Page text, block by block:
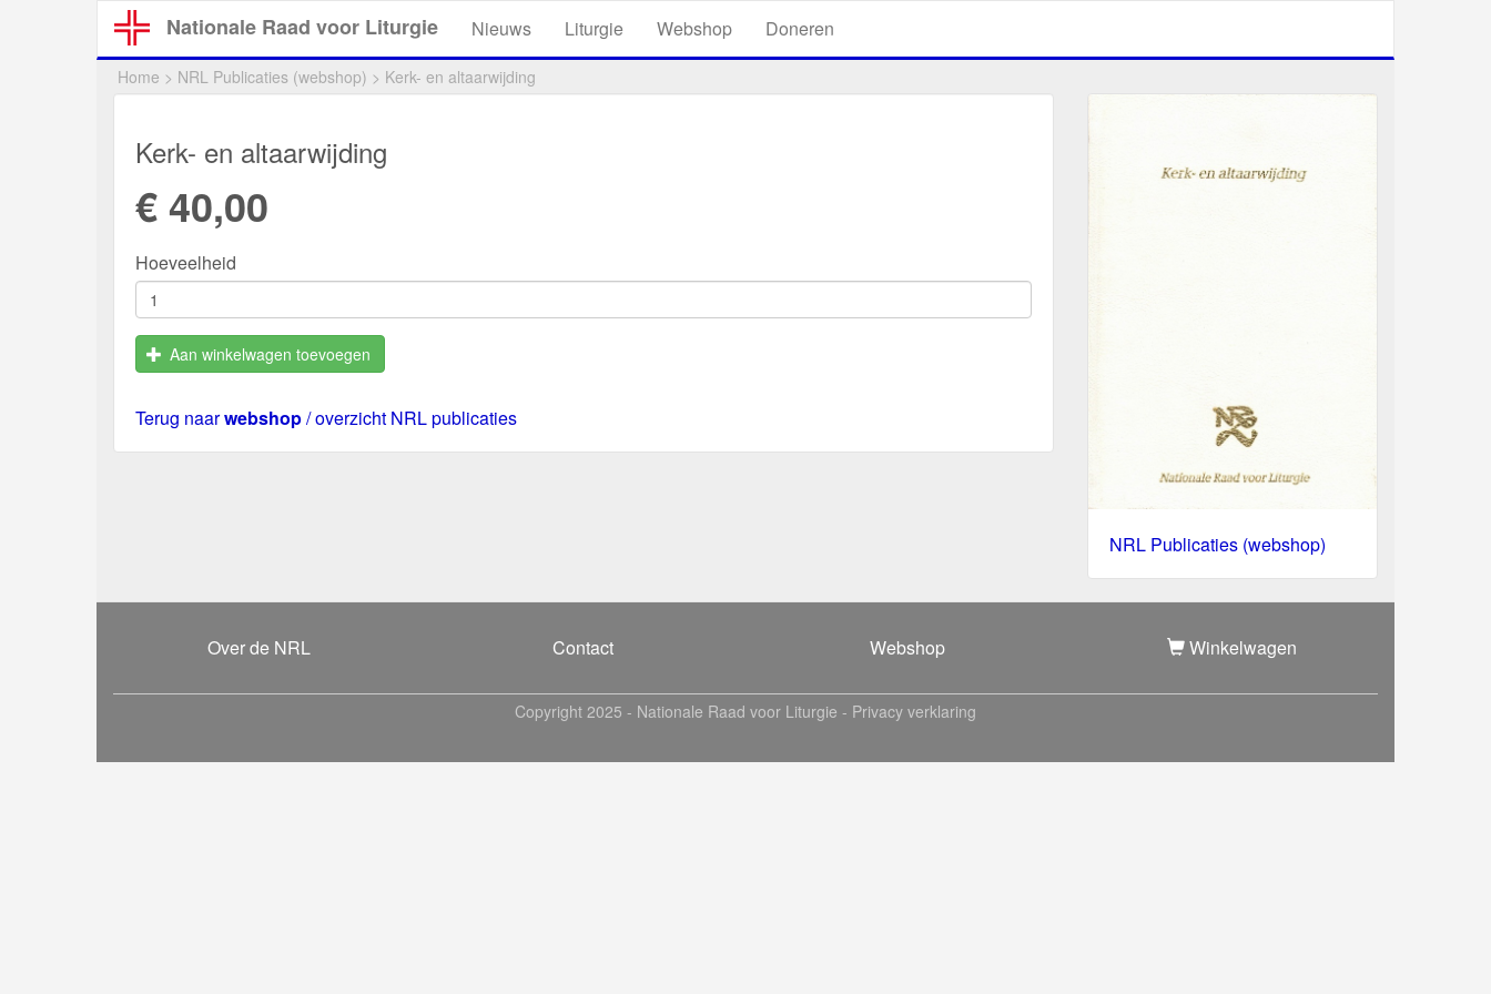
Nationale Raad voor Liturgie Nieuws Liturgie Webshop Doneren
Home > NRL Publicaties (webshop) > Kerk- en altaarwijding
Kerk- en altaarwijding
€ 40,00
Hoeveelheid
Aan winkelwagen toevoegen
Terug naarwebshop/ overzicht NRL publicaties
NRL Publicaties (webshop)
Over de NRL Contact Webshop Winkelwagen
Copyright 2025 - Nationale Raad voor Liturgie - Privacy verklaring